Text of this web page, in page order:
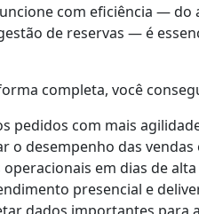
com eficiência —
de reservas — é
completa, você
pedidos com mais
o desempenho das
em dias de
presencial e